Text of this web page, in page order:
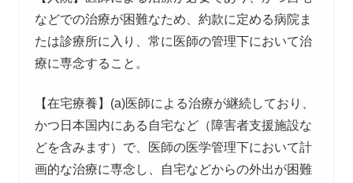
などでの治療が困難なため、約款に定める病院ま
たは診療所に入り、常に医師の管理下において治
療に専念すること。
【在宅療養】(a)医師による治療が継続しており、
かつ日本国内にある自宅など（障害者支援施設な
どを含みます）で、医師の医学管理下において計
画的な治療に専念し、自宅などからの外出が困難